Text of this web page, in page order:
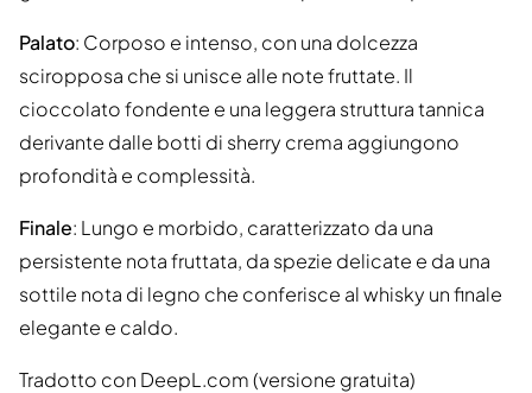
Palato: Corposo e intenso, con una dolcezza
sciropposa che si unisce alle note fruttate. Il
cioccolato fondente e una leggera struttura tannica
derivante dalle botti di sherry crema aggiungono
profondità e complessità.
Finale: Lungo e morbido, caratterizzato da una
persistente nota fruttata, da spezie delicate e da una
sottile nota di legno che conferisce al whisky un finale
elegante e caldo.
Tradotto con DeepL.com (versione gratuita)